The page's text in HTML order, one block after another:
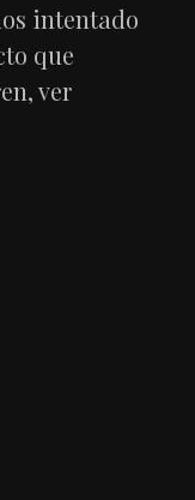
intentado
que
ver